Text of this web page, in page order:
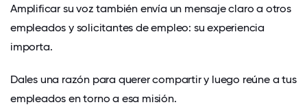
Amplificar su voz también envía un mensaje claro a otros
empleados y solicitantes de empleo: su experiencia
importa.
Dales una razón para querer compartir y luego reúne a tus
empleados en torno a esa misión.